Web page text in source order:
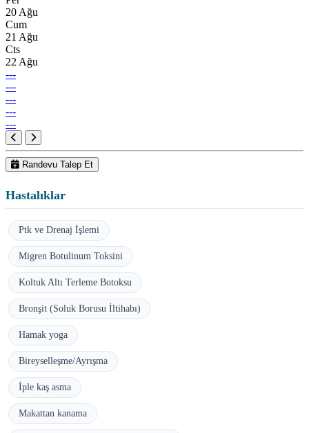
20 Ağu
Cum
21 Ağu
Cts
22 Ağu
---
---
---
---
---
Randevu Talep Et
Hastalıklar
Ptk ve Drenaj İşlemi
Migren Botulinum Toksini
Koltuk Altı Terleme Botoksu
Bronşit (Soluk Borusu İltihabı)
Hamak yoga
Bireyselleşme/Ayrışma
İple kaş asma
Makattan kanama